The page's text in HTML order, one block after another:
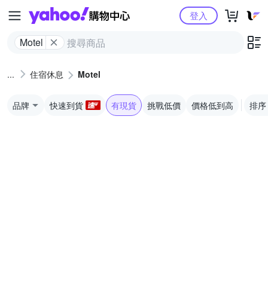
Yahoo購物中心
Motel
登入
住宿休息 Motel
品牌 快速到貨 有現貨 挑戰低價 價格低到高 排序